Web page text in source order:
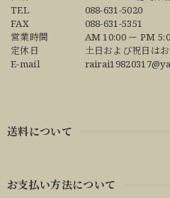
TEL
088-631-5020
FAX
088-631-5351
営業時間
AM 10:00 ー PM
定休日
土日および祝日は
E-mail
送料について
お支払い方法について